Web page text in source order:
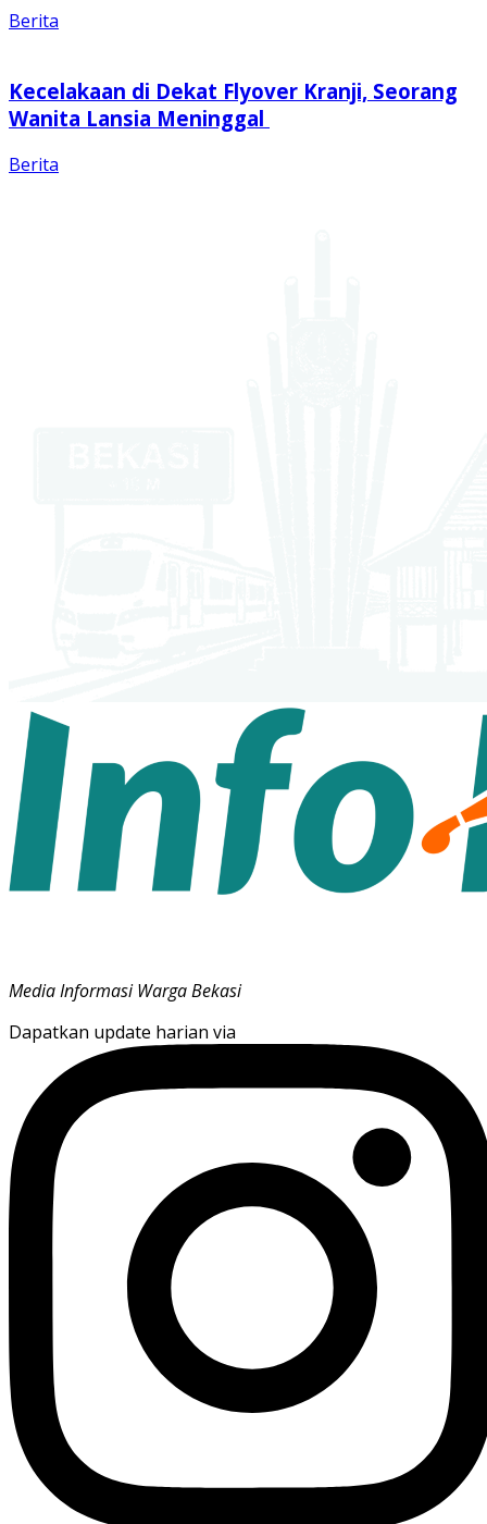
Berita
Kecelakaan di Dekat Flyover Kranji, Seorang
Wanita Lansia Meninggal
Berita
Media Informasi Warga Bekasi
Dapatkan update harian via